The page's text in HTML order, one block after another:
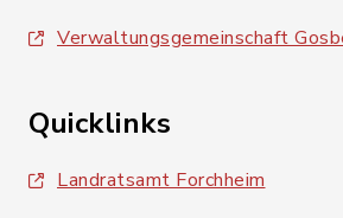
Verwaltungsgemeinschaft
Quicklinks
Landratsamt Forchheim